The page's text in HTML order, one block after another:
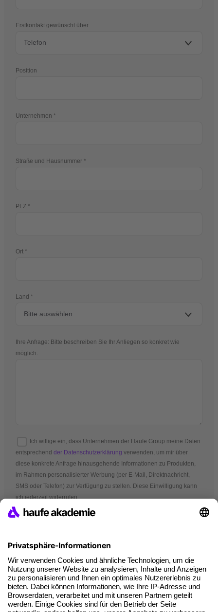
Erstkontakt gewünscht über
Position
Unternehmen
Straße und Hausnummer
PLZ
Ort
Land
Ihre Anfrage: Bitte beschreiben Sie Ihr Anliegen so konkret wie
möglich.
Ich willige ein, dass Unternehmen der Haufe Group meine Daten
entsprechend der Datenschutzerklärung verwenden, um mir über
diese konkrete Anfrage hinausgehende Informationen zu Produkten,
im Rahmen personalisierter Werbung (per E-Mail, Direktnachricht,
SMS oder Telefon) zur Verfügung zu stellen. Diese Einwilligung kann
ich jederzeit widerrufen.
*Pflichtfelder
AGB